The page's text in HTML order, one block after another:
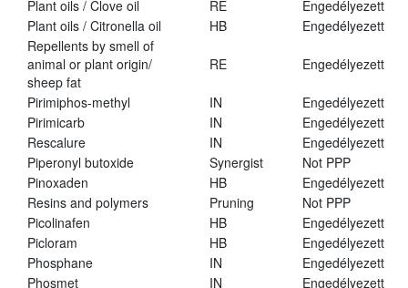
Plant oils / Clove oil RE
Engedélyezett
Plant oils / Citronella oil
HB
Engedélyezett
Repellents by smell of
animal or plant origin/
sheep fat
RE Engedélyezett
Pirimiphos-methyl IN
Engedélyezett
Pirimicarb
IN
Engedélyezett
Rescalure
IN
Engedélyezett
Piperonyl butoxide
Synergist
Not PPP
Pinoxaden
HB
Engedélyezett
Resins and polymers
Pruning
Not PPP
Picolinafen
HB
Engedélyezett
Picloram
HB
Engedélyezett
Phosphane
IN
Engedélyezett
Phosmet
IN
Engedélyezett